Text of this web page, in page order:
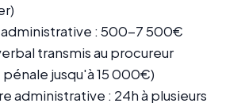
: 500-7 500€
transmis au procureur
jusqu'à 15 000€)
administrative : 24h à plusieurs